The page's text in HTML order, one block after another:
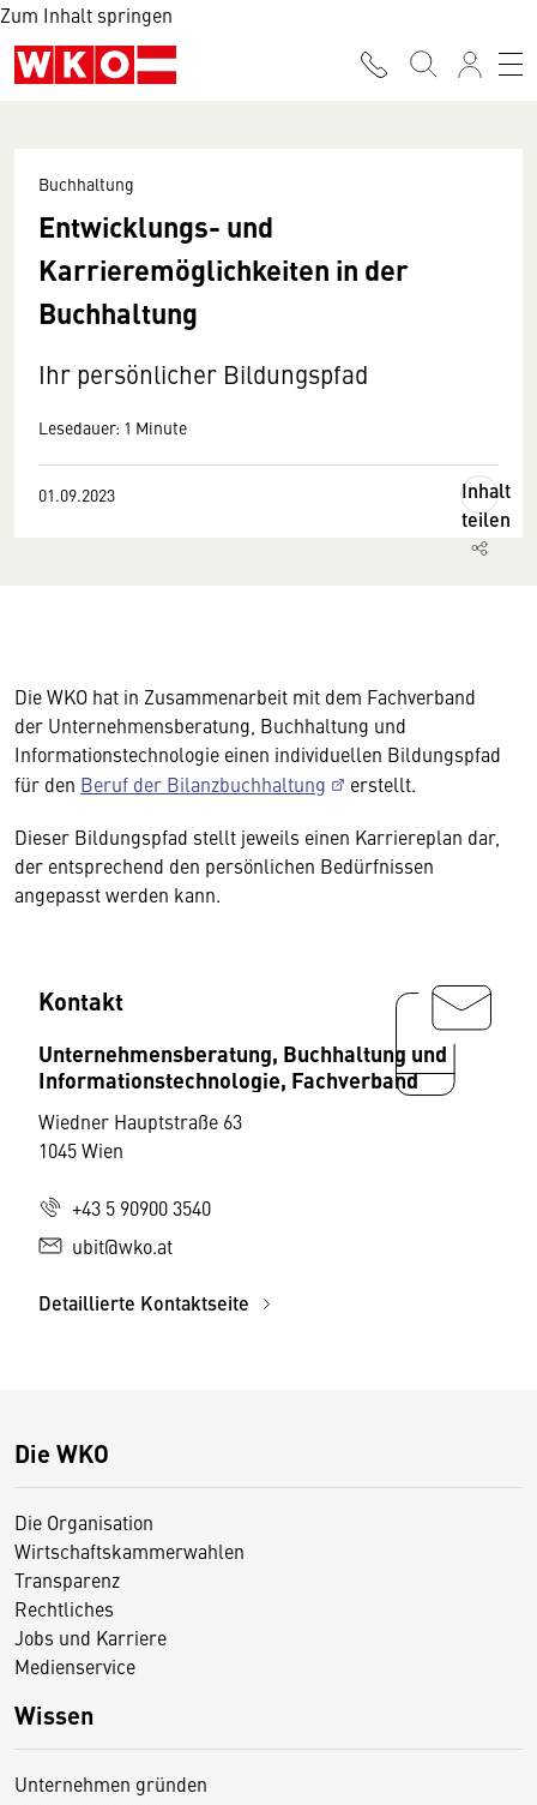
Zum Inhalt springen
Buchhaltung
Entwicklungs- und
Karrieremöglichkeiten in der
Buchhaltung
Ihr persönlicher Bildungspfad
Lesedauer: 1 Minute
01.09.2023
Inhalt
teilen
Die WKO hat in Zusammenarbeit mit dem Fachverband
der Unternehmensberatung, Buchhaltung und
Informationstechnologie einen individuellen Bildungspfad
für den Beruf der Bilanzbuchhaltung
erstellt.
Dieser Bildungspfad stellt jeweils einen Karriereplan dar,
der entsprechend den persönlichen Bedürfnissen
angepasst werden kann.
Kontakt
Unternehmensberatung, Buchhaltung und
Informationstechnologie, Fachverband
Wiedner Hauptstraße 63
1045 Wien
+43 5 90900 3540
ubit@wko.at
Detaillierte Kontaktseite
Die WKO
Die Organisation
Wirtschaftskammerwahlen
Transparenz
Rechtliches
Jobs und Karriere
Medienservice
Wissen
Unternehmen gründen